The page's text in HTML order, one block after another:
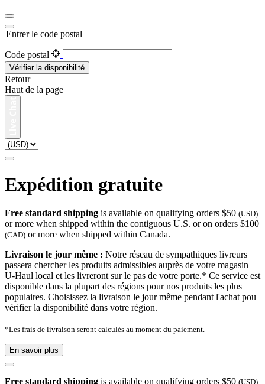
Entrer le code postal
Code postal
Vérifier la disponibilité
Retour
Haut de la page
Expédition gratuite
Free standard shipping is available on qualifying orders $50 (USD)
or more when shipped within the contiguous U.S. or on orders $100
(CAD) or more when shipped within Canada.
Livraison le jour même : Notre réseau de sympathiques livreurs
passera chercher les produits admissibles auprès de votre magasin
U-Haul local et les livreront sur le pas de votre porte.* Ce service est
disponible dans la plupart des régions pour nos produits les plus
populaires. Choisissez la livraison le jour même pendant l'achat pou
vérifier la disponibilité dans votre région.
*Les frais de livraison seront calculés au moment du paiement.
En savoir plus
Free standard shipping is available on qualifying orders $50 (USD)